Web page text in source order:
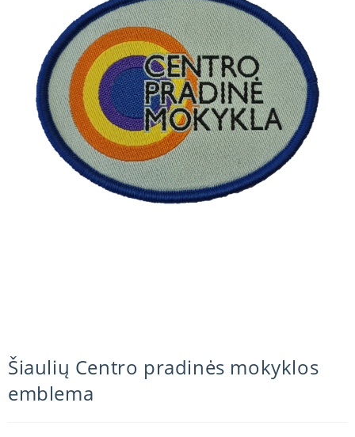
Šiaulių Centro pradinės mokyklos
emblema